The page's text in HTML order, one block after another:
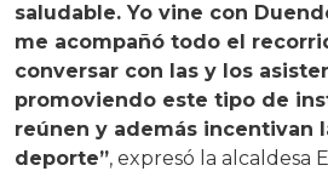
saludable. Yo vine con
me acompañó todo el
conversar con las y los
promoviendo este tipo de
reúnen y además incentivan
deporte”, expresó la alcaldesa